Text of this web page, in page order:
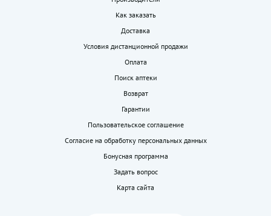
Как заказать
Доставка
Условия дистанционной продажи
Оплата
Поиск аптеки
Возврат
Гарантии
Пользовательское соглашение
Согласие на обработку персональных данных
Бонусная программа
Задать вопрос
Карта сайта